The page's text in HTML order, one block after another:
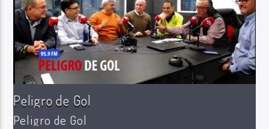
Radio Marca AB
Peligro de Gol
Peligro de Gol